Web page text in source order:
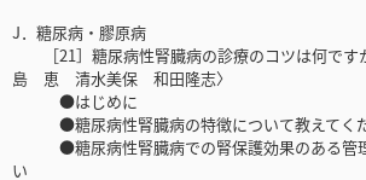
J．糖尿病・膠原病
［21］糖尿病性腎臓病の診療のコツは何で
島 恵 清水美保 和田隆志〉
●はじめに
●糖尿病性腎臓病の特徴について教えてく
●糖尿病性腎臓病での腎保護効果のある管理
い